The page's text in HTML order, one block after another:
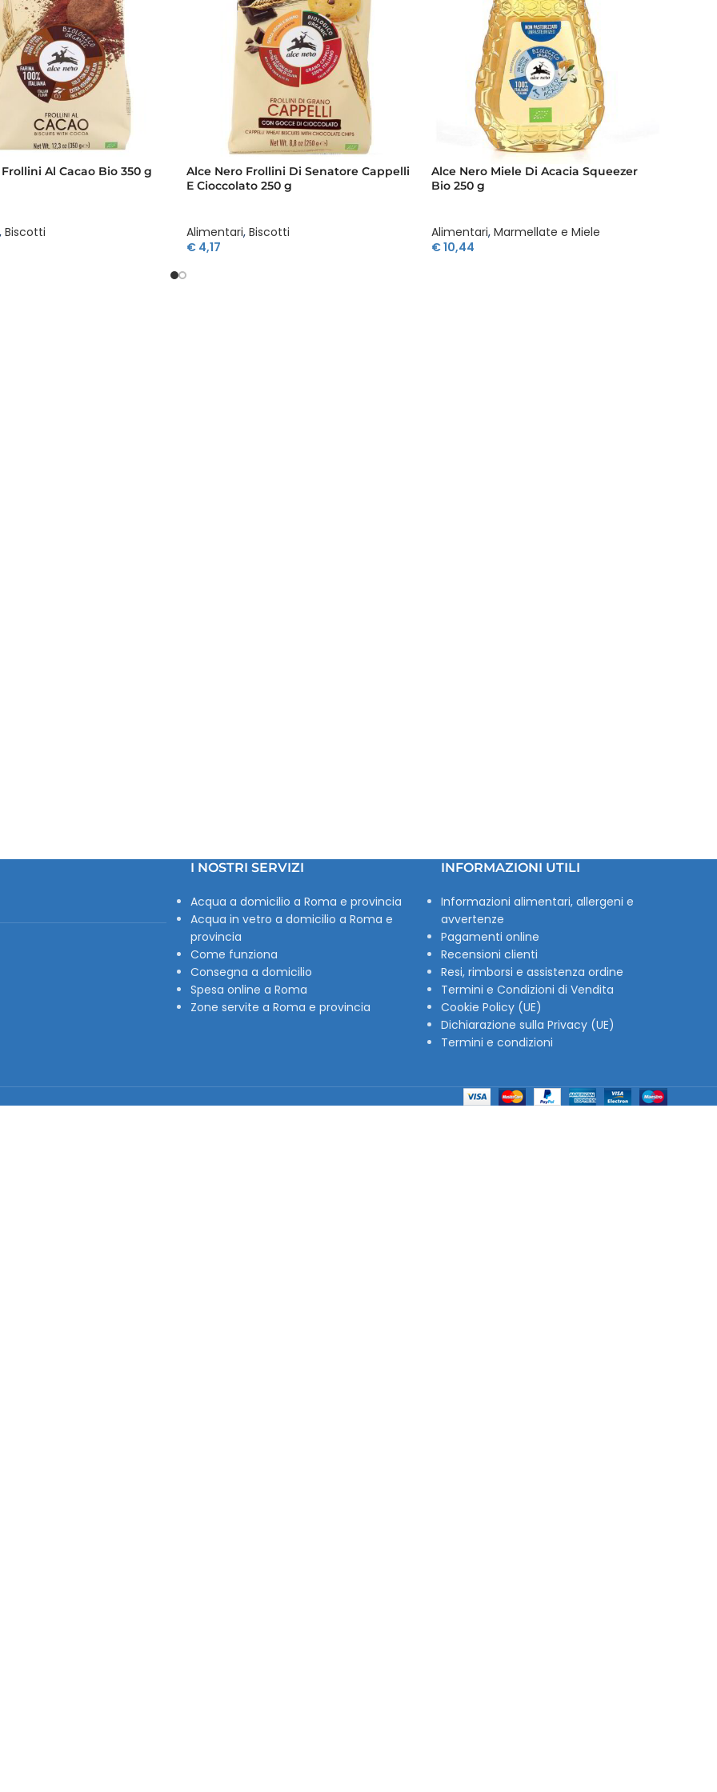
Al Cacao Bio 350 g
, Biscotti
Alce Nero Frollini Di Senatore Cappelli
E Cioccolato 250 g
Alimentari, Biscotti
€ 4,17
Alce Nero Miele Di Acacia Squeezer
Bio 250 g
Alimentari, Marmellate e Miele
€10,44
I NOSTRI SERVIZI
Acqua a domicilio a Roma e provincia
Acqua in vetro a domicilio a Roma e
provincia
Come funziona
Consegna a domicilio
Spesa online a Roma
Zone servite a Roma e provincia
INFORMAZIONI UTILI
Informazioni alimentari, allergeni e
avvertenze
Pagamenti online
Recensioni clienti
Resi, rimborsi e assistenza ordine
Termini e Condizioni di Vendita
Cookie Policy (UE)
Dichiarazione sulla Privacy (UE)
Termini e condizioni